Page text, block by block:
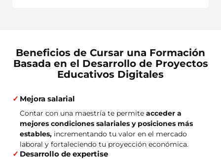
Beneficios de Cursar una Formación
Basada en el Desarrollo de Proyectos
Educativos Digitales
Mejora salarial
Contar con una maestría te permite acceder a
mejores condiciones salariales y posiciones más
estables, incrementando tu valor en el mercado
laboral y fortaleciendo tu proyección económica.
Desarrollo de expertise